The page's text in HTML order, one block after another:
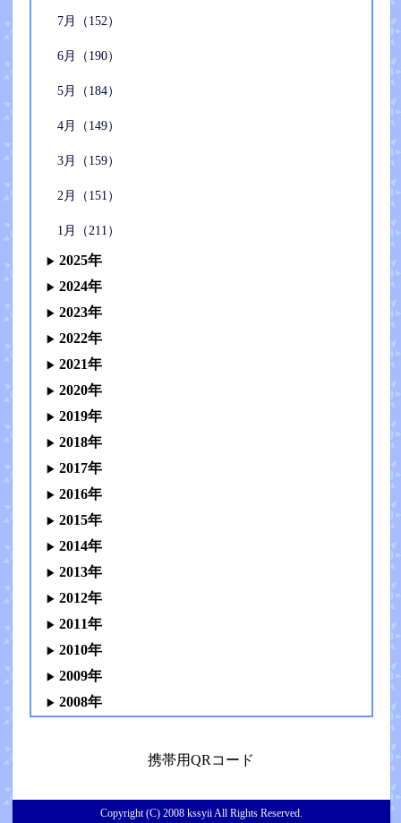
7月（152）
6月（190）
5月（184）
4月（149）
3月（159）
2月（151）
1月（211）
2025年
2024年
2023年
2022年
2021年
2020年
2019年
2018年
2017年
2016年
2015年
2014年
2013年
2012年
2011年
2010年
2009年
2008年
携帯用QRコード